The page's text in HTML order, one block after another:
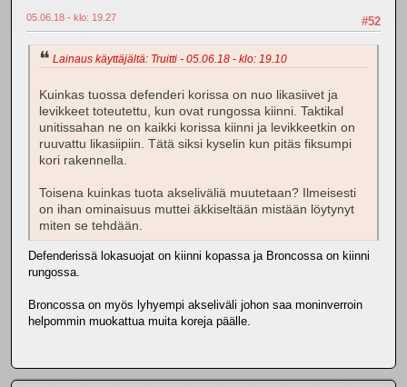
#52
05.06.18 - klo: 19.27
Lainaus käyttäjältä: Truitti - 05.06.18 - klo: 19.10
Kuinkas tuossa defenderi korissa on nuo likasiivet ja
levikkeet toteutettu, kun ovat rungossa kiinni. Taktikal
unitissahan ne on kaikki korissa kiinni ja levikkeetkin on
ruuvattu likasiipiin. Tätä siksi kyselin kun pitäs fiksumpi
kori rakennella.
Toisena kuinkas tuota akseliväliä muutetaan? Ilmeisesti
on ihan ominaisuus muttei äkkiseltään mistään löytynyt
miten se tehdään.
Defenderissä lokasuojat on kiinni kopassa ja Broncossa on kiinni
rungossa.
Broncossa on myös lyhyempi akseliväli johon saa moninverroin
helpommin muokattua muita koreja päälle.